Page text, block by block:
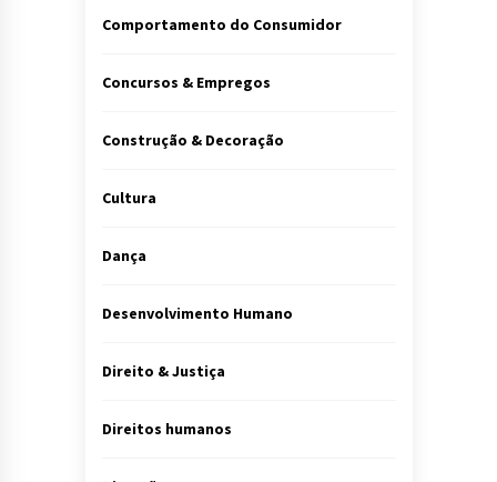
Comportamento do Consumidor
Concursos & Empregos
Construção & Decoração
Cultura
Dança
Desenvolvimento Humano
Direito & Justiça
Direitos humanos